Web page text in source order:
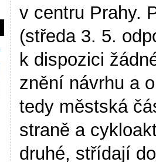
v centru Prahy.
(středa 3. 5.
k dispozici
znění návrhu a
tedy městská
straně a
druhé, střídají